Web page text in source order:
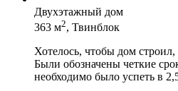
Двухэтажный дом
363 м2, Твинблок
Хотелось, чтобы дом строил,
Были обозначены четкие
необходимо было успеть в